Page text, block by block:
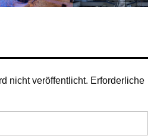
nicht veröffentlicht. Erforderliche